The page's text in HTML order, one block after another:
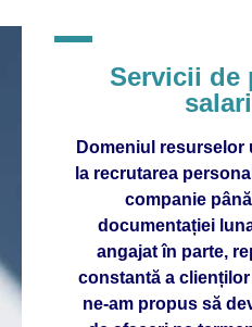
Servicii de
Domeniul resurselor
la recrutarea
companie
documentației
angajat în parte,
constantă a
ne-am propus să